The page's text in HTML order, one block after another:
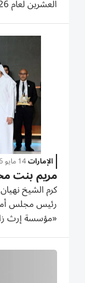
والفئات
الركائز
الإمارات14 مايو 2026
مريم بنت
كرم الشيخ
رئيس مجلس
«مؤسسة إرث
بن زايد آل
البشرية